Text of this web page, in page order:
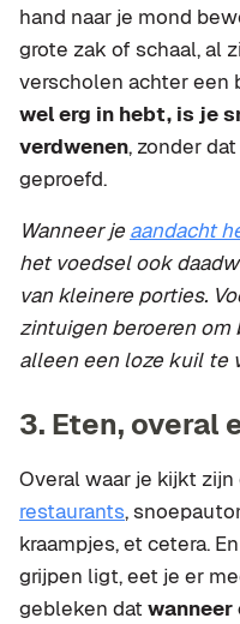
hand naar je mond
grote zak of schaal, al
verscholen achter een
wel erg in hebt, is je
verdwenen, zonder
geproefd.
Wanneer je aandacht
het voedsel ook
van kleinere porties.
zintuigen beroeren
alleen een loze kuil te
3. Eten, overal
Overal waar je kijkt
restaurants,
kraampjes, et cetera.
grijpen ligt, eet je er
gebleken dat wanneer